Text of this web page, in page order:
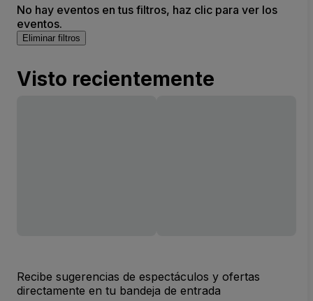
No hay eventos en tus filtros, haz clic para ver los
eventos.
Eliminar filtros
Visto recientemente
Recibe sugerencias de espectáculos y ofertas
directamente en tu bandeja de entrada